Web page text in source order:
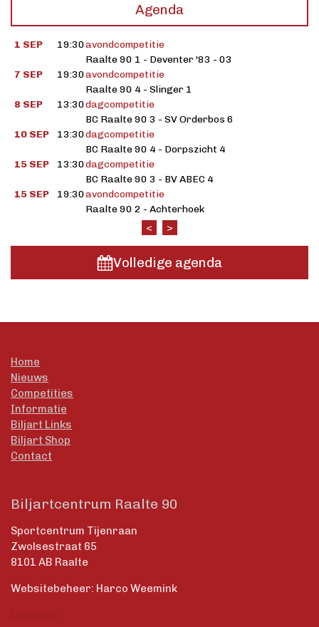
Agenda
1 SEP 19:30avondcompetitie
Raalte 90 1 - Deventer '83 - 03
7 SEP
19:30avondcompetitie
Raalte 90 4 - Slinger 1
8 SEP
13:30dagcompetitie
BC Raalte 90 3 - SV Orderbos 6
10 SEP
13:30dagcompetitie
BC Raalte 90 4 - Dorpszicht 4
15 SEP
13:30dagcompetitie
BC Raalte 90 3 - BV ABEC 4
15 SEP
19:30avondcompetitie
Raalte 90 2 - Achterhoek
<
>
Volledige agenda
Home
Nieuws
Competities
Informatie
Biljart Links
Biljart Shop
Contact
Biljartcentrum Raalte 90
Sportcentrum Tijenraan
Zwolsestraat 65
8101 AB Raalte
Websitebeheer: Harco Weemink